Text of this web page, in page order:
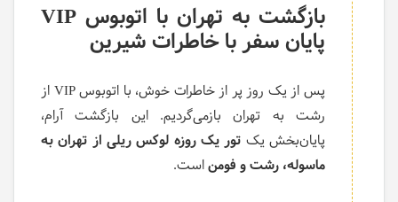
بازگشت به تهران با اتوبوس
پایان سفر با خاطرات شیرین
پس از یک روز پر از خاطرات خوش، با اتوبوس VIP از
رشت به تهران بازمی‌گردیم. این بازگشت آرام،
پایان‌بخش یک تور یک روزه لوکس ریلی از تهران به
ماسوله، رشت و فومناست.